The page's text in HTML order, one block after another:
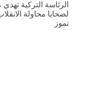
الرئاسة التركية
تموز